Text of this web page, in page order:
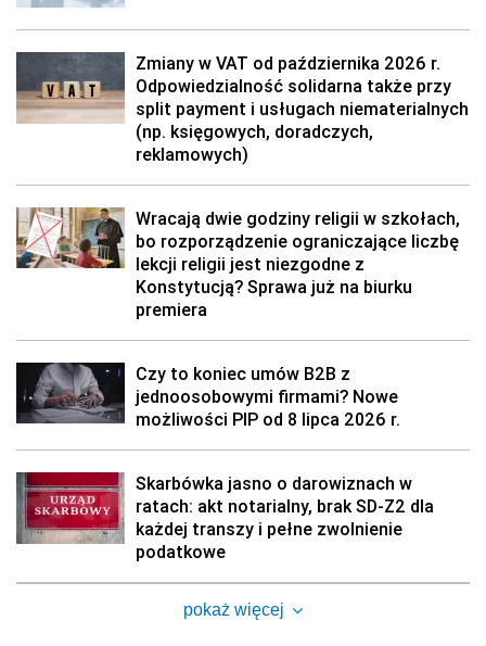
Zmiany w VAT od października 2026 r.
Odpowiedzialność solidarna także przy
split payment i usługach niematerialnych
(np. księgowych, doradczych,
reklamowych)
Wracają dwie godziny religii w szkołach,
bo rozporządzenie ograniczające liczbę
lekcji religii jest niezgodne z
Konstytucją? Sprawa już na biurku
premiera
Czy to koniec umów B2B z
jednoosobowymi firmami? Nowe
możliwości PIP od 8 lipca 2026 r.
Skarbówka jasno o darowiznach w
ratach: akt notarialny, brak SD-Z2 dla
każdej transzy i pełne zwolnienie
podatkowe
pokaż więcej